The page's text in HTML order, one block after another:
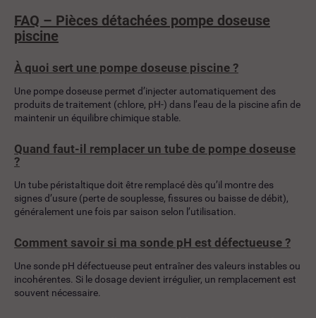
FAQ – Pièces détachées pompe doseuse
piscine
À quoi sert une pompe doseuse piscine ?
Une pompe doseuse permet d’injecter automatiquement des
produits de traitement (chlore, pH-) dans l’eau de la piscine afin de
maintenir un équilibre chimique stable.
Quand faut-il remplacer un tube de pompe doseuse
?
Un tube péristaltique doit être remplacé dès qu’il montre des
signes d’usure (perte de souplesse, fissures ou baisse de débit),
généralement une fois par saison selon l’utilisation.
Comment savoir si ma sonde pH est défectueuse ?
Une sonde pH défectueuse peut entraîner des valeurs instables ou
incohérentes. Si le dosage devient irrégulier, un remplacement est
souvent nécessaire.